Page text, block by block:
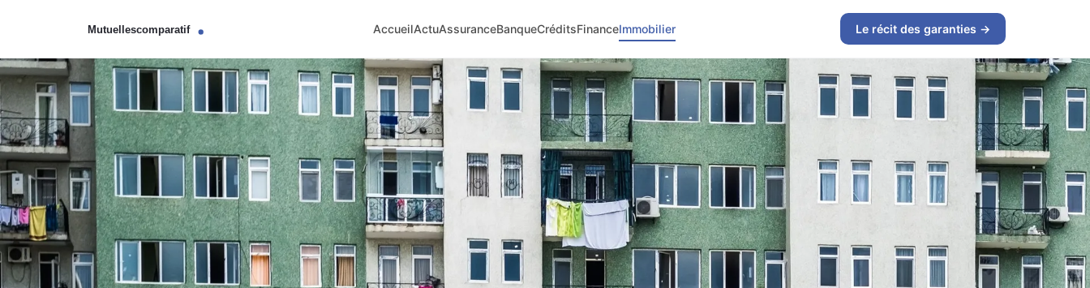
AccueilActuAssuranceBanqueCréditsFinanceImmobilier Le récit des garanties →